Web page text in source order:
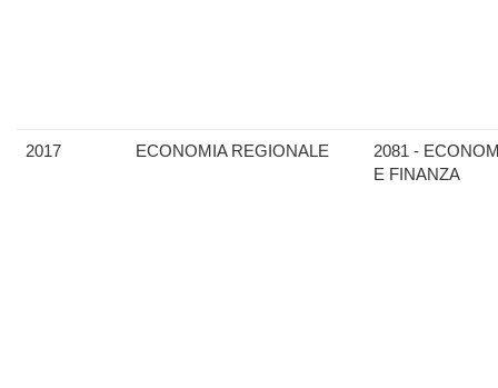
2017 ECONOMIA REGIONALE
2081 -
E FINANZA